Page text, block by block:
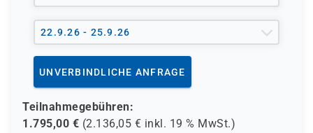
22.9.26 - 25.9.26
UNVERBINDLICHE ANFRAGE
Teilnahmegebühren:
1.795,00 € (2.136,05 € inkl. 19 % MwSt.)